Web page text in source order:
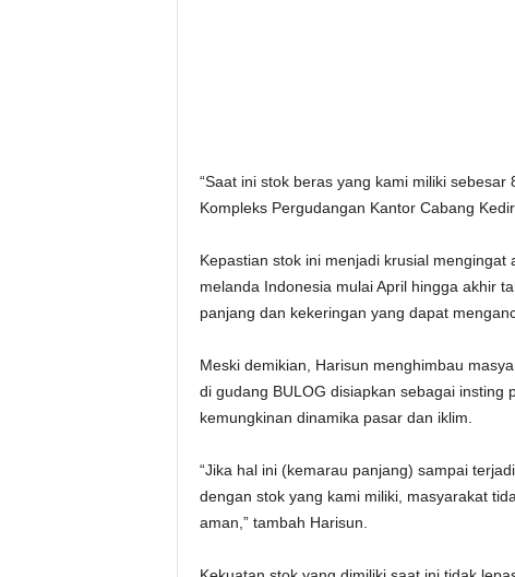
“Saat ini stok beras yang kami miliki
Kompleks Pergudangan Kantor Cabang
Kepastian stok ini menjadi krusial
melanda Indonesia mulai April hingga akhir
panjang dan kekeringan yang dapat
Meski demikian, Harisun menghimbau
di gudang BULOG disiapkan sebagai
kemungkinan dinamika pasar dan iklim.
“Jika hal ini (kemarau panjang) sampai
dengan stok yang kami miliki, masyarakat
aman,” tambah Harisun.